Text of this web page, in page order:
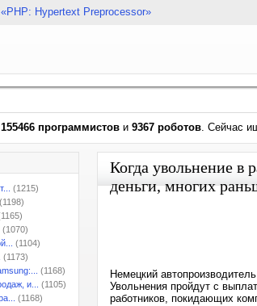
«PHP: Hypertext Preprocessor»
155466 программистов и 9367 роботов. Сейчас
(1215)
(1198)
(1070)
(1104)
(1173)
(1168)
и...
(1105)
(1168)
Когда увольнение в
деньги, многих
Немецкий
Увольнения пройдут с
работников, покидающих